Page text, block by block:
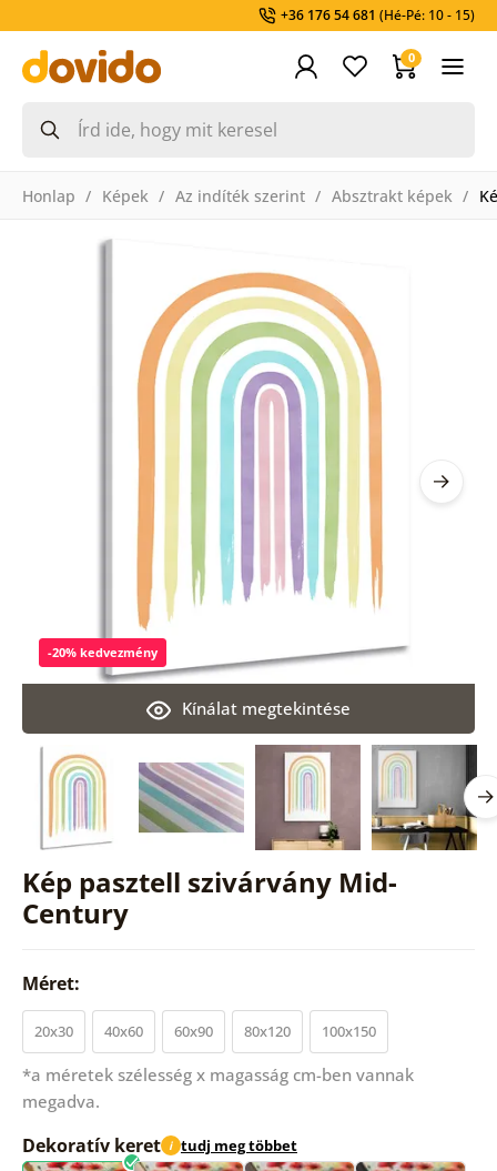
+36 176 54 681 (Hé-Pé: 10 - 15)
0
Honlap Képek Az indíték szerint Absztrakt képek
Kép pasztell szivárvány Mid-
Century
Kínálat megtekintése
-20% kedvezmény
Méret:
20x30 40x60 60x90 80x120 100x150
*a méretek szélesség x magasság cm-ben vannak
megadva.
Dekoratív keret i tudj meg többet